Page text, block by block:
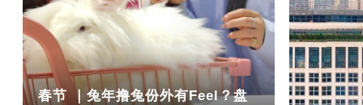
春节 ｜兔年撸兔份外有Feel？盘